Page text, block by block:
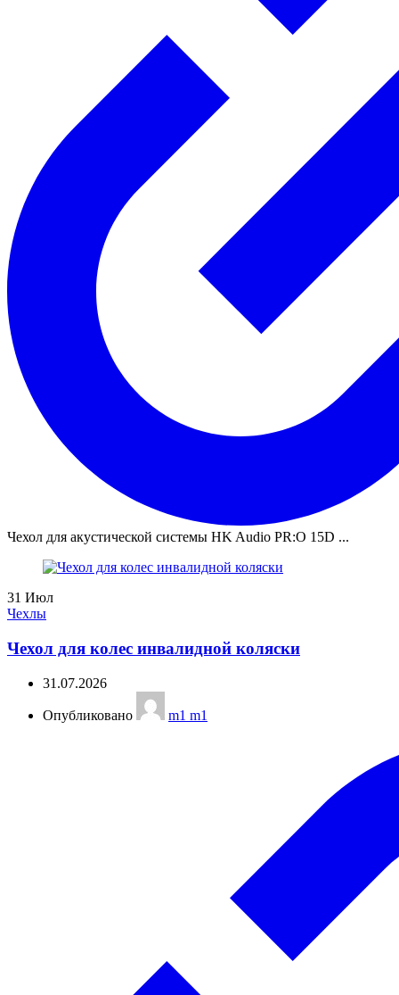
Чехол для акустической системы HK Audio PR:O 15D ...
31 Июл
Чехлы
Чехол для колес инвалидной коляски
31.07.2026
Опубликовано m1 m1